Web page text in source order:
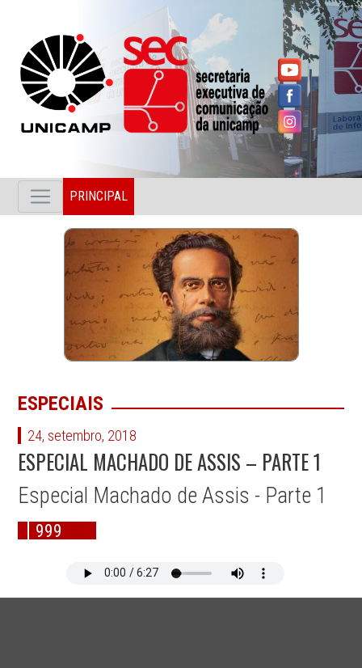
PRINCIPAL
ESPECIAIS
24, setembro, 2018
ESPECIAL MACHADO DE ASSIS – PARTE 1
Especial Machado de Assis - Parte 1
999